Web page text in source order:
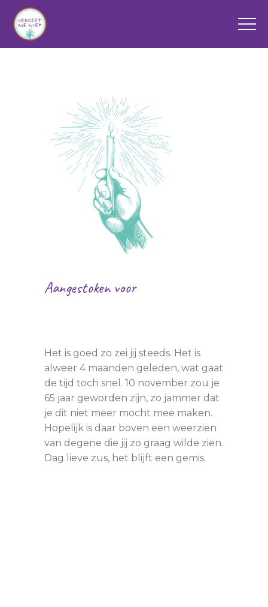
Aangestoken voor
Het is goed zo zei jij steeds. Het is
alweer 4 maanden geleden, wat gaat
de tijd toch snel. 10 november zou je
65 jaar geworden zijn, zo jammer dat
je dit niet meer mocht mee maken.
Hopelijk is daar boven een weerzien
van degene die jij zo graag wilde zien.
Dag lieve zus, het blijft een gemis.